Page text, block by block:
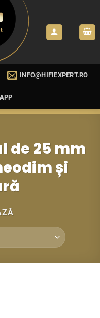
INFO@HIFIEXPERT.RO
de 25 mm
și